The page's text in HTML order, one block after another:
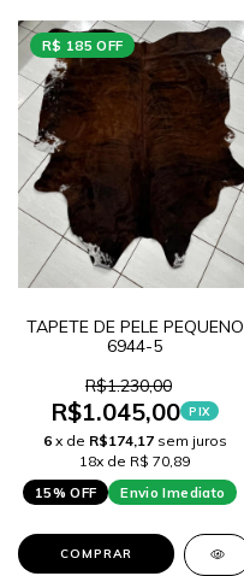
R$ 185 OFF
TAPETE DE PELE PEQUENO
6944-5
R$1.230,00
R$1.045,00 PIX
6 x de R$174,17 sem juros
18x de R$ 70,89
15% OFF
Envio Imediato
COMPRAR